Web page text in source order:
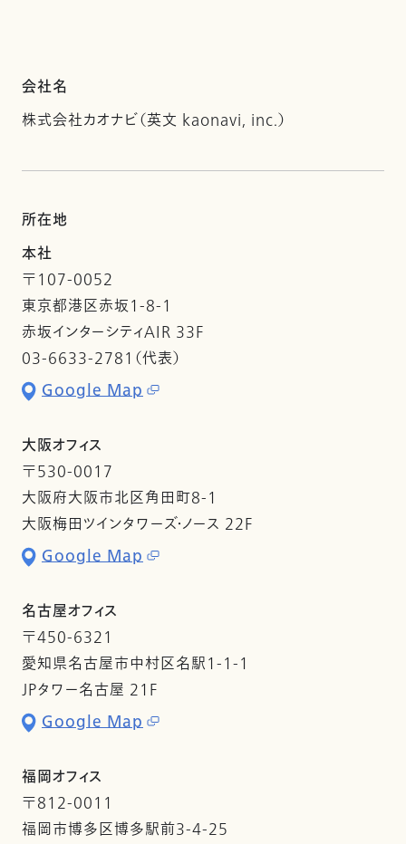
会社名
株式会社カオナビ（英文 kaonavi, inc.）
所在地
本社
〒107-0052
東京都港区赤坂1-8-1
赤坂インターシティAIR 33F
03-6633-2781（代表）
Google Map
大阪オフィス
〒530-0017
大阪府大阪市北区角田町8-1
大阪梅田ツインタワーズ・ノース 22F
Google Map
名古屋オフィス
〒450-6321
愛知県名古屋市中村区名駅1-1-1
JPタワー名古屋 21F
Google Map
福岡オフィス
〒812-0011
福岡市博多区博多駅前3-4-25